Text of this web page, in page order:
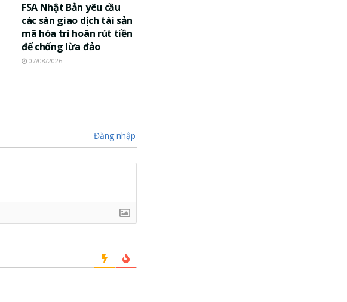
FSA Nhật Bản yêu cầu
các sàn giao dịch tài sản
mã hóa trì hoãn rút tiền
để chống lừa đảo
07/08/2026
Đăng nhập